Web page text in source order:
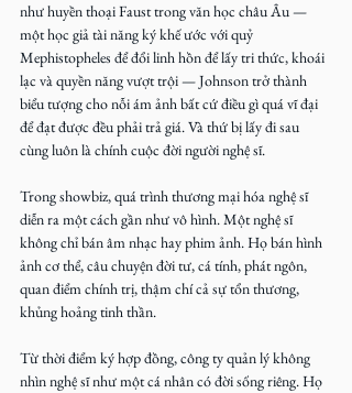
như huyền thoại Faust trong văn học châu Âu —
một học giả tài năng ký khế ước với quỷ
Mephistopheles để đổi linh hồn để lấy tri thức, khoái
lạc và quyền năng vượt trội — Johnson trở thành
biểu tượng cho nỗi ám ảnh bất cứ điều gì quá vĩ đại
để đạt được đều phải trả giá. Và thứ bị lấy đi sau
cùng luôn là chính cuộc đời người nghệ sĩ.
Trong showbiz, quá trình thương mại hóa nghệ sĩ
diễn ra một cách gần như vô hình. Một nghệ sĩ
không chỉ bán âm nhạc hay phim ảnh. Họ bán hình
ảnh cơ thể, câu chuyện đời tư, cá tính, phát ngôn,
quan điểm chính trị, thậm chí cả sự tổn thương,
khủng hoảng tinh thần.
Từ thời điểm ký hợp đồng, công ty quản lý không
nhìn nghệ sĩ như một cá nhân có đời sống riêng. Họ